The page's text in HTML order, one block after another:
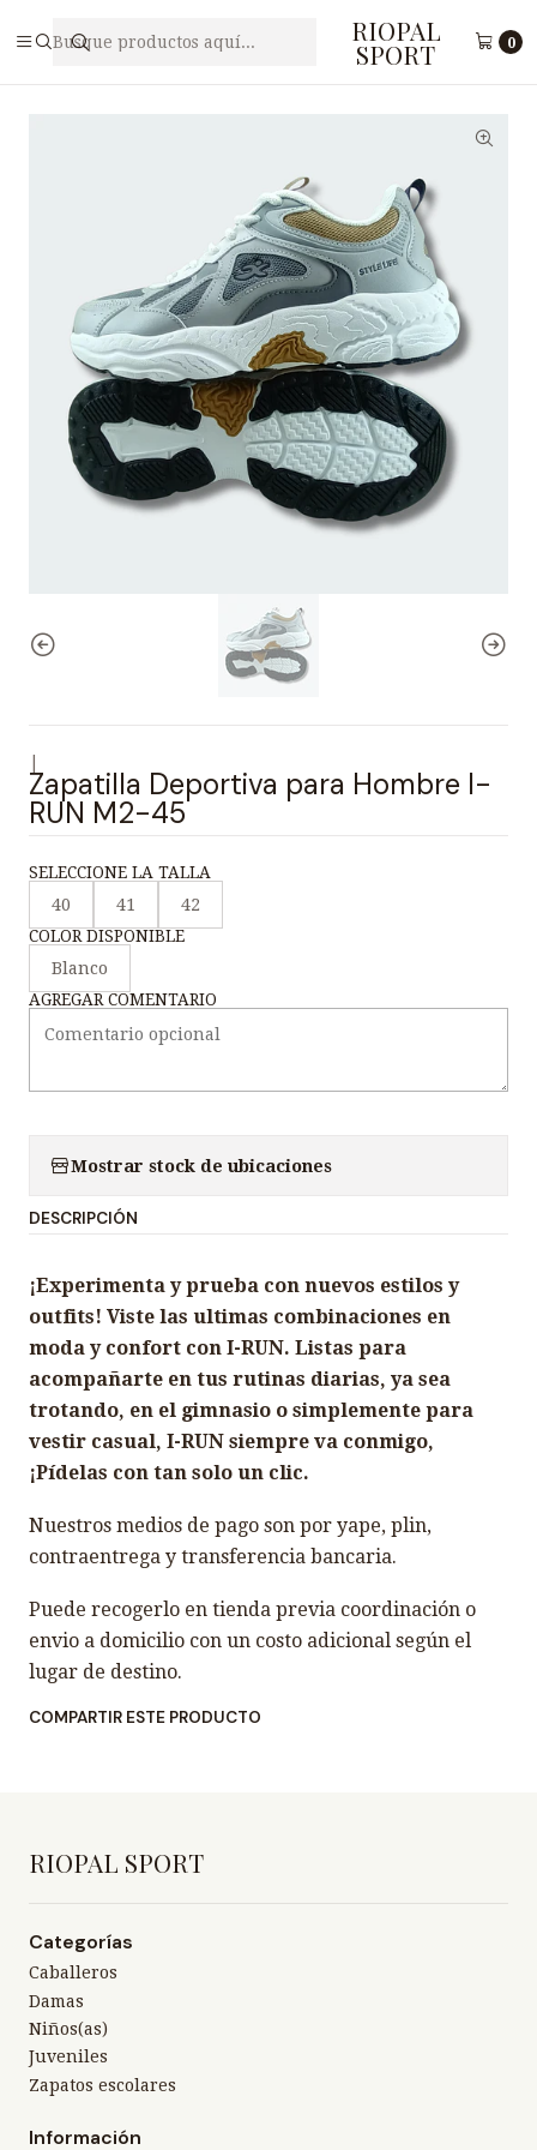
RIOPAL
SPORT 0
Zapatilla Deportiva para Hombre I-RUN M2-45
Zapatilla Deportiva para Hombre I-
RUN M2-45
SELECCIONE LA TALLA
40
41
42
COLOR DISPONIBLE
Blanco
AGREGAR COMENTARIO
Mostrar stock de ubicaciones
DESCRIPCIÓN
¡Experimenta y prueba con nuevos estilos y
outfits! Viste las ultimas combinaciones en
moda y confort con I-RUN. Listas para
acompañarte en tus rutinas diarias, ya sea
trotando, en el gimnasio o simplemente para
vestir casual, I-RUN siempre va conmigo,
¡Pídelas con tan solo un clic.
Nuestros medios de pago son por yape, plin,
contraentrega y transferencia bancaria.
Puede recogerlo en tienda previa coordinación o
envio a domicilio con un costo adicional según el
lugar de destino.
COMPARTIR ESTE PRODUCTO
RIOPAL SPORT
Categorías
Caballeros
Damas
Niños(as)
Juveniles
Zapatos escolares
Información